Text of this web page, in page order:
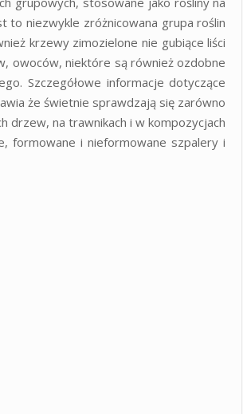
to niezwykle zróżnicowana grupa roślin
krzewy zimozielone nie gubiące liści
owoców, niektóre są również ozdobne
Szczegółowe informacje dotyczące
że świetnie sprawdzają się zarówno
drzew, na trawnikach i w kompozycjach
formowane i nieformowane szpalery i